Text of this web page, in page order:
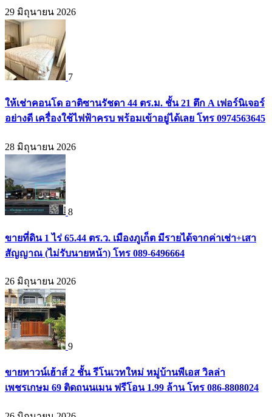
29 มิถุนายน 2026
7
ให้เช่าคอนโด อาติซานรัชดา 44 ตร.ม. ชั้น 21 ตึก A เฟอร์นิเจอร์
อย่างดี เครื่องใช้ไฟฟ้าครบ พร้อมเข้าอยู่ได้เลย โทร 0974563645
28 มิถุนายน 2026
8
ขายที่ดิน 1 ไร่ 65.44 ตร.ว. เมืองภูเก็ต มีรายได้จากค่าเช่า+เสา
สัญญาณ (ไม่รับนายหน้า) โทร 089-6496664
26 มิถุนายน 2026
9
ขายทาวน์เฮ้าส์ 2 ชั้น รีโนเวทใหม่ หมู่บ้านพีเอส วิลล่า
เพชรเกษม 69 ติดถนนเมน ฟรีโอน 1.99 ล้าน โทร 086-8808024